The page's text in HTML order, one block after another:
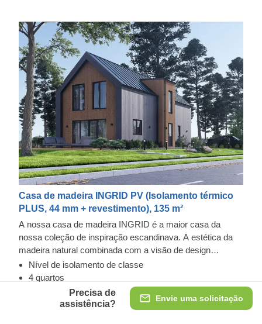
Casa de madeira INGRID PV (Isolamento térmico
PLUS, 44 mm + revestimento), 135 m²
A nossa casa de madeira INGRID é a maior casa da
nossa coleção de inspiração escandinava. A estética da
madeira natural combinada com a visão de design
contemporâneo e a estrutura simplista criam uma
sensação de perfeição difícil de esquecer. Os elementos
de decoração modernos em madeira levam o design a
outro nível e são especialmente atraentes quando pintados
Revestimento exterior em Cedral Click e Thermowood
Esta casa pré-fabricada de madeira inclui um revestimento
exterior Cedral Click feito de fibrocimento - um composto
Nível de isolamento de classe
4 quartos
Sala de estar de 37 m²
Envie uma solicitação
Precisa de
assistência?